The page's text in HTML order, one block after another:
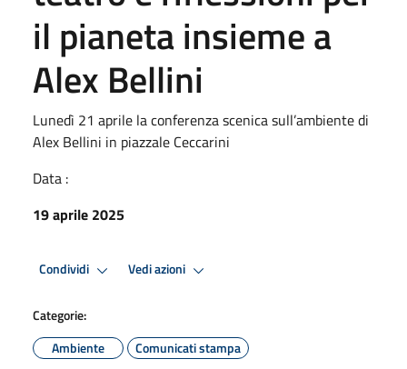
il pianeta insieme a
Alex Bellini
Lunedì 21 aprile la conferenza scenica sull’ambiente di
Alex Bellini in piazzale Ceccarini
Data :
19 aprile 2025
Condividi Vedi azioni
Categorie:
Ambiente
Comunicati stampa